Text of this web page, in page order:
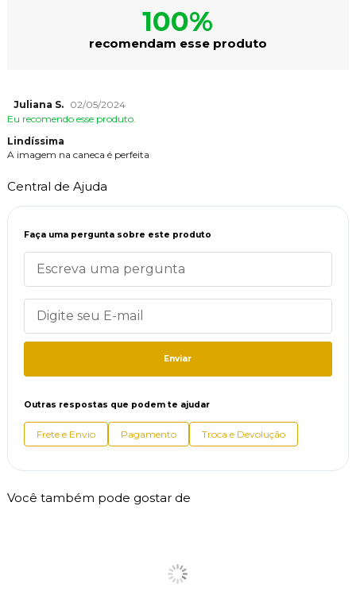
100%
recomendam esse produto
Juliana S.
02/05/2024
Eu recomendo esse produto.
Lindíssima
A imagem na caneca é perfeita
Central de Ajuda
Faça uma pergunta sobre este produto
Enviar
Outras respostas que podem te ajudar
Frete e Envio Pagamento Troca e Devolução
Você também pode gostar de